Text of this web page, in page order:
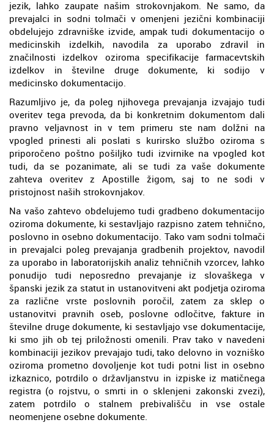
jezik, lahko zaupate našim strokovnjakom. Ne samo, da
prevajalci in sodni tolmači v omenjeni jezični kombinaciji
obdelujejo zdravniške izvide, ampak tudi dokumentacijo o
medicinskih izdelkih, navodila za uporabo zdravil in
značilnosti izdelkov oziroma specifikacije farmacevtskih
izdelkov in številne druge dokumente, ki sodijo v
medicinsko dokumentacijo.
Razumljivo je, da poleg njihovega prevajanja izvajajo tudi
overitev tega prevoda, da bi konkretnim dokumentom dali
pravno veljavnost in v tem primeru ste nam dolžni na
vpogled prinesti ali poslati s kurirsko službo oziroma s
priporočeno poštno pošiljko tudi izvirnike na vpogled kot
tudi, da se pozanimate, ali se tudi za vaše dokumente
zahteva overitev z Apostille žigom, saj to ne sodi v
pristojnost naših strokovnjakov.
Na vašo zahtevo obdelujemo tudi gradbeno dokumentacijo
oziroma dokumente, ki sestavljajo razpisno zatem tehnično,
poslovno in osebno dokumentacijo. Tako vam sodni tolmači
in prevajalci poleg prevajanja gradbenih projektov, navodil
za uporabo in laboratorijskih analiz tehničnih vzorcev, lahko
ponudijo tudi neposredno prevajanje iz slovaškega v
španski jezik za statut in ustanovitveni akt podjetja oziroma
za različne vrste poslovnih poročil, zatem za sklep o
ustanovitvi pravnih oseb, poslovne odločitve, fakture in
številne druge dokumente, ki sestavljajo vse dokumentacije,
ki smo jih ob tej priložnosti omenili. Prav tako v navedeni
kombinaciji jezikov prevajajo tudi, tako delovno in vozniško
oziroma prometno dovoljenje kot tudi potni list in osebno
izkaznico, potrdilo o državljanstvu in izpiske iz matičnega
registra (o rojstvu, o smrti in o sklenjeni zakonski zvezi),
zatem potrdilo o stalnem prebivališču in vse ostale
neomenjene osebne dokumente.